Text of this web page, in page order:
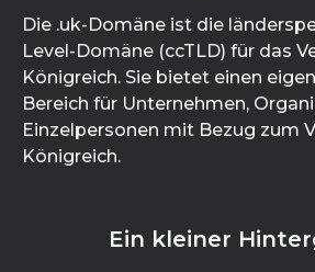
Die .uk-Domäne ist die
Level-Domäne (ccTLD) für das
Königreich. Sie bietet einen
Bereich für Unternehmen,
Einzelpersonen mit Bezug zum
Königreich.
Ein kleiner